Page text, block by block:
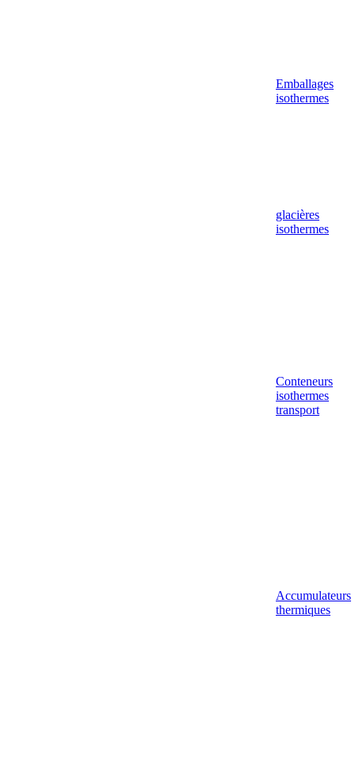
Emballages
isothermes
glacières
isothermes
Conteneurs
isothermes
transport
Accumulateurs
thermiques